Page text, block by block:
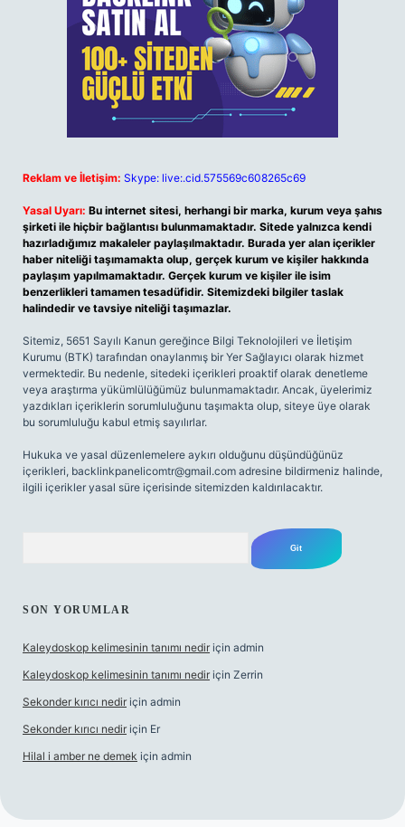
Reklam ve İletişim: Skype: live:.cid.575569c608265c69
Yasal Uyarı: Bu internet sitesi, herhangi bir marka, kurum veya şahıs
şirketi ile hiçbir bağlantısı bulunmamaktadır. Sitede yalnızca kendi
hazırladığımız makaleler paylaşılmaktadır. Burada yer alan içerikler
haber niteliği taşımamakta olup, gerçek kurum ve kişiler hakkında
paylaşım yapılmamaktadır. Gerçek kurum ve kişiler ile isim
benzerlikleri tamamen tesadüfidir. Sitemizdeki bilgiler taslak
halindedir ve tavsiye niteliği taşımazlar.
Sitemiz, 5651 Sayılı Kanun gereğince Bilgi Teknolojileri ve İletişim
Kurumu (BTK) tarafından onaylanmış bir Yer Sağlayıcı olarak hizmet
vermektedir. Bu nedenle, sitedeki içerikleri proaktif olarak denetleme
veya araştırma yükümlülüğümüz bulunmamaktadır. Ancak, üyelerimiz
yazdıkları içeriklerin sorumluluğunu taşımakta olup, siteye üye olarak
bu sorumluluğu kabul etmiş sayılırlar.
Hukuka ve yasal düzenlemelere aykırı olduğunu düşündüğünüz
içerikleri, backlinkpanelicomtr@gmail.com adresine bildirmeniz halinde,
ilgili içerikler yasal süre içerisinde sitemizden kaldırılacaktır.
SON YORUMLAR
Kaleydoskop kelimesinin tanımı nedir için admin
Kaleydoskop kelimesinin tanımı nedir için Zerrin
Sekonder kırıcı nedir için admin
Sekonder kırıcı nedir için Er
Hilal i amber ne demek için admin